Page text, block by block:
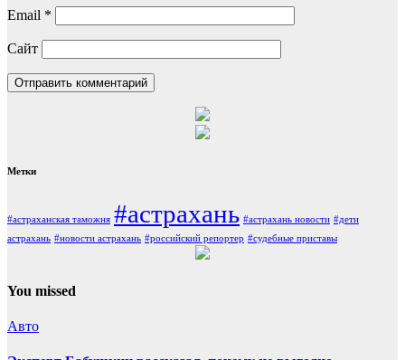
Email *
Сайт
Метки
#астраханская таможня #астрахань #астрахань новости #дети
астрахань #новости астрахань #российский репортер #судебные приставы
You missed
Авто